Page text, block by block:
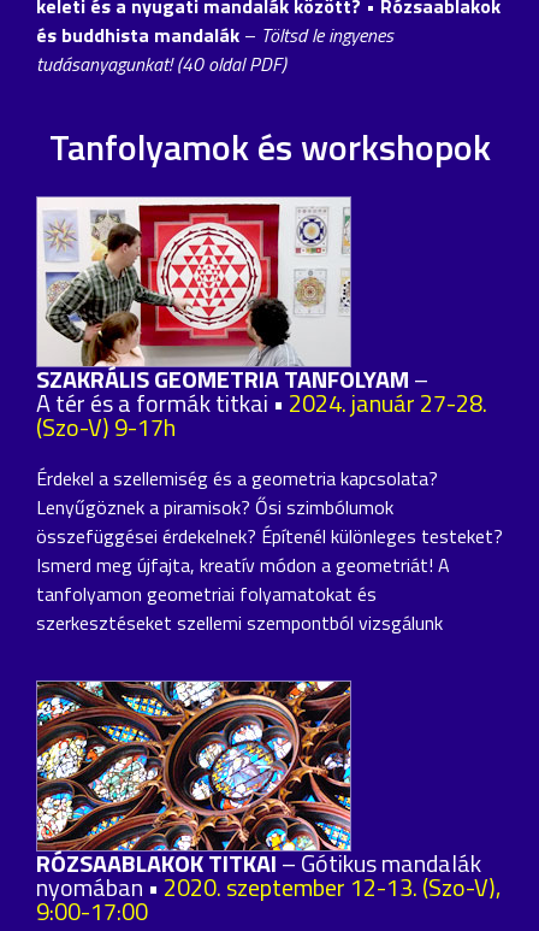
és buddhista mandalák – Töltsd le ingyenes
tudásanyagunkat! (40 oldal PDF)
Tanfolyamok és workshopok
SZAKRÁLIS GEOMETRIA TANFOLYAM–
A tér és a formák titkai • 2024. január 27-28.
(Szo-V) 9-17h
Érdekel a szellemiség és a geometria kapcsolata?
Lenyűgöznek a piramisok? Ősi szimbólumok
összefüggései érdekelnek? Építenél különleges testeket?
Ismerd meg újfajta, kreatív módon a geometriát! A
tanfolyamon geometriai folyamatokat és
szerkesztéseket szellemi szempontból vizsgálunk
RÓZSAABLAKOK TITKAI– Gótikus mandalák
nyomában • 2020. szeptember 12-13. (Szo-V),
9:00-17:00